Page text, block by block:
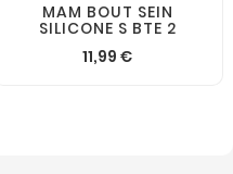
MAM BOUT SEIN
SILICONE S BTE 2
11,99 €